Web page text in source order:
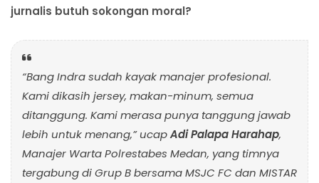
jurnalis butuh sokongan moral?
“Bang Indra sudah kayak manajer profesional.
Kami dikasih jersey, makan-minum, semua
ditanggung. Kami merasa punya tanggung jawab
lebih untuk menang,” ucapAdi Palapa Harahap,
Manajer Warta Polrestabes Medan, yang timnya
tergabung di Grup B bersama MSJC FC dan MISTAR